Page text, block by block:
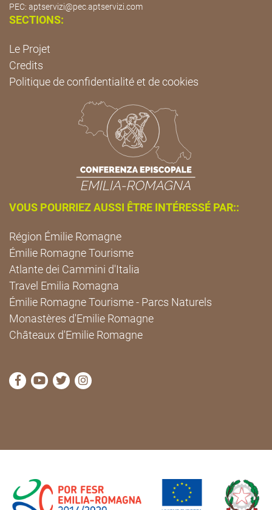
PEC: aptservizi@pec.aptservizi.com
SECTIONS:
Le Projet
Credits
Politique de confidentialité et de cookies
VOUS POURRIEZ AUSSI ÊTRE INTÉRESSÉ PAR::
Région Émilie Romagne
Émilie Romagne Tourisme
Atlante dei Cammini d'Italia
Travel Emilia Romagna
Émilie Romagne Tourisme - Parcs Naturels
Monastères d'Emilie Romagne
Châteaux d'Emilie Romagne
Visitez la page Facebook de Cammini Emilia-
Visitez la page YouTube de Cammini Emilia-
Visitez la page Twitter de Cammini Emilia-
Visitez la page Instagram de Cammini